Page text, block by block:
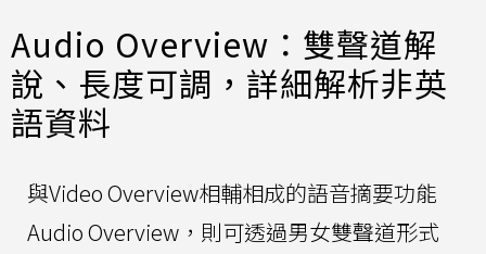
Audio Overview：雙聲道解
說、長度可調，詳細解析非英
語資料
與Video Overview相輔相成的語音摘要功能
Audio Overview，則可透過男女雙聲道形式